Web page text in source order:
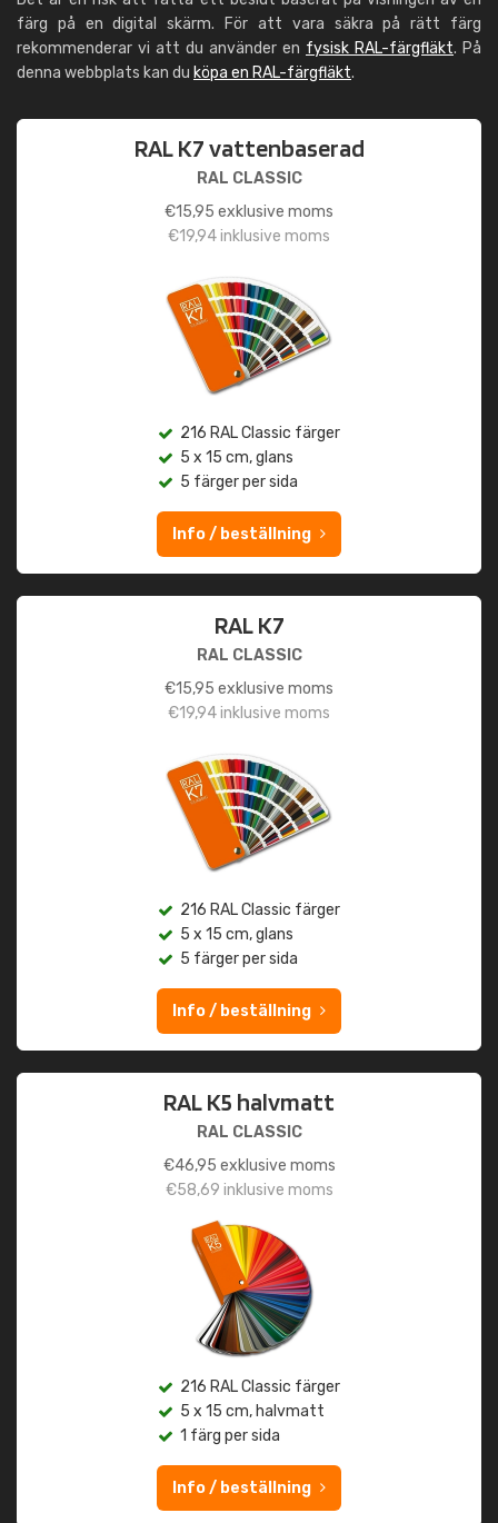
färg på en digital skärm. För att vara säkra på rätt färg
rekommenderar vi att du använder en fysisk RAL-färgfläkt. På
denna webbplats kan du köpa en RAL-färgfläkt.
RAL K7 vattenbaserad
RAL CLASSIC
€15,95 exklusive moms
€19,94inklusive moms
216 RAL Classic färger
5 x 15 cm, glans
5 färger per sida
Info / beställning
RAL K7
RAL CLASSIC
€15,95 exklusive moms
€19,94inklusive moms
216 RAL Classic färger
5 x 15 cm, glans
5 färger per sida
Info / beställning
RAL K5 halvmatt
RAL CLASSIC
€46,95 exklusive moms
€58,69 inklusive moms
216 RAL Classic färger
5 x 15 cm, halvmatt
1 färg per sida
Info / beställning